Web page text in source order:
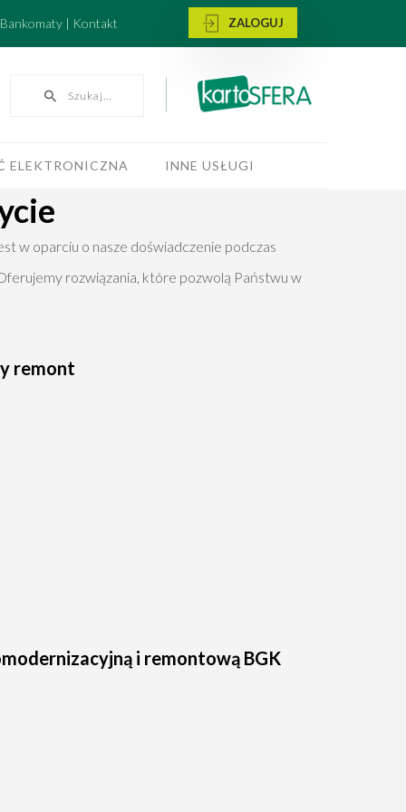
Bankomaty | Kontakt ZALOGUJ
Szukaj...
ELEKTRONICZNA INNE USŁUGI
w oparciu o nasze doświadczenie podczas
rozwiązania, które pozwolą Państwu w
remont
i remontową BGK